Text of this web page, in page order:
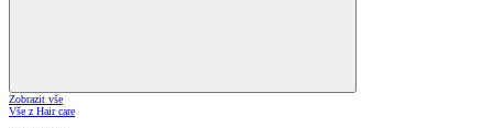
Zobrazit vše
Vše z Hair care